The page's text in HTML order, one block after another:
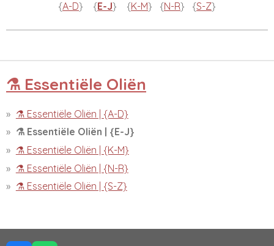
{A-D} {E-J} {K-M} {N-R} {S-Z}
⚗️ Essentiële Oliën
⚗️ Essentiële Oliën | {A-D}
⚗️ Essentiële Oliën | {E-J}
⚗️ Essentiële Oliën | {K-M}
⚗️ Essentiële Oliën | {N-R}
⚗️ Essentiële Oliën | {S-Z}